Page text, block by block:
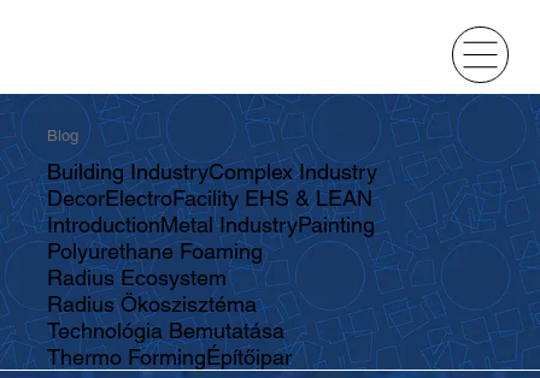
Blog
Building IndustryComplex Industry
DecorElectroFacility EHS & LEAN
IntroductionMetal IndustryPainting
Polyurethane Foaming
Radius Ecosystem
Radius Ökoszisztéma
Technológia Bemutatása
Thermo FormingÉpítőipar